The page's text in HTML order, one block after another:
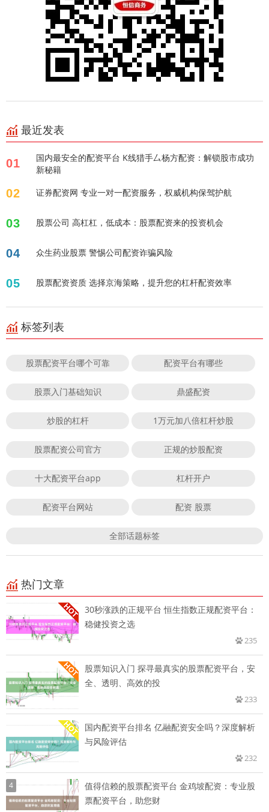
最近发表
01
国内最安全的配资平台 K线猎手厶杨方配资：解锁股市成功
新秘籍
02 证券配资网 专业一对一配资服务，权威机构保驾护航
03 股票公司 高杠杠，低成本：股票配资来的投资机会
04 众生药业股票 警惕公司配资诈骗风险
05 股票配资资质 选择京海策略，提升您的杠杆配资效率
标签列表
股票配资平台哪个可靠 配资平台有哪些
股票入门基础知识 鼎盛配资
炒股的杠杆 1万元加八倍杠杆炒股
股票配资公司官方 正规的炒股配资
十大配资平台app 杠杆开户
配资平台网站 配资 股票
全部话题标签
热门文章
30秒涨跌的正规平台 恒生指数正规配资平台：
稳健投资之选
235
股票知识入门 探寻最真实的股票配资平台，安
全、透明、高效的投
233
国内配资平台排名 亿融配资安全吗？深度解析
与风险评估
232
4
值得信赖的股票配资平台 金鸡坡配资：专业股
票配资平台，助您财